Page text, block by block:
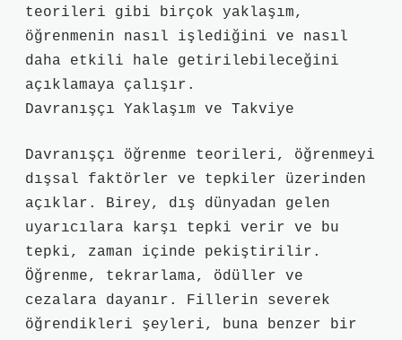
teorileri gibi birçok yaklaşım,
öğrenmenin nasıl işlediğini ve nasıl
daha etkili hale getirilebileceğini
açıklamaya çalışır.
Davranışçı Yaklaşım ve Takviye
Davranışçı öğrenme teorileri, öğrenmeyi
dışsal faktörler ve tepkiler üzerinden
açıklar. Birey, dış dünyadan gelen
uyarıcılara karşı tepki verir ve bu
tepki, zaman içinde pekiştirilir.
Öğrenme, tekrarlama, ödüller ve
cezalara dayanır. Fillerin severek
öğrendikleri şeyleri, buna benzer bir